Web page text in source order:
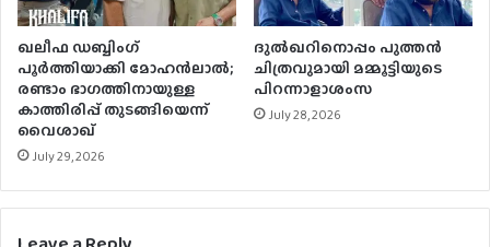
ഖലീഫ ഡബ്ബിംഗ്
പൂർത്തിയാക്കി മോഹൻലാൽ;
രണ്ടാം ഭാഗത്തിനായുള്ള
കാത്തിരിപ്പ് തുടങ്ങിയെന്ന്
വൈശാഖ്
July 29, 2026
ദുൽഖറിനൊപ്പം പുത്തൻ
ചിത്രവുമായി മമ്മൂട്ടിയുടെ
പിറന്നാളാശംസ
July 28, 2026